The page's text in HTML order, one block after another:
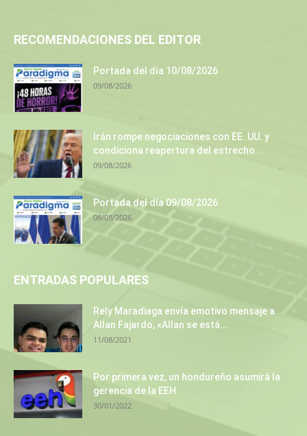
RECOMENDACIONES DEL EDITOR
Portada del día 10/08/2026
09/08/2026
Irán rompe negociaciones con EE. UU. y
condiciona reapertura del estrecho...
09/08/2026
Portada del día 09/08/2026
08/08/2026
ENTRADAS POPULARES
Rely Maradiaga envía emotivo mensaje a
Allan Fajardo, «Allan se está...
11/08/2021
Por primera vez, un hondureño asumirá la
gerencia de la EEH
30/01/2022